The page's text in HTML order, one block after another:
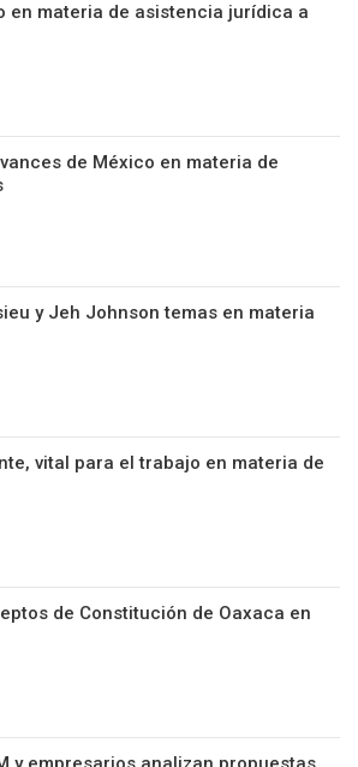
en materia de asistencia jurídica a
de México en materia de
y Jeh Johnson temas en materia
vital para el trabajo en materia de
de Constitución de Oaxaca en